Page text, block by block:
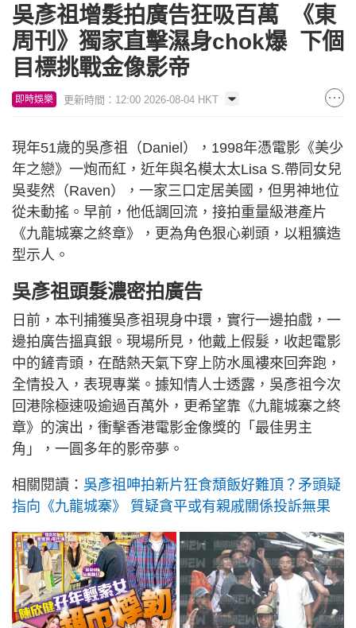
吳彥祖增髮拍廣告狂吸百萬 《東
周刊》獨家直擊濕身chok爆 下個
目標挑戰金像影帝
即時娛樂 更新時間：12:00 2026-08-04 HKT
現年51歲的吳彥祖（Daniel），1998年憑電影《美少
年之戀》一炮而紅，近年與名模太太Lisa S.帶同女兒
吳斐然（Raven），一家三口定居美國，但男神地位
從未動搖。早前，他低調回流，接拍重量級港產片
《九龍城寨之終章》，更為角色狠心剃頭，以粗獷造
型示人。
吳彥祖頭髮濃密拍廣告
日前，本刊捕獲吳彥祖現身中環，實行一邊拍戲，一
邊拍廣告搵真銀。現場所見，他戴上假髮，收起電影
中的鏟青頭，在酷熱天氣下穿上防水風褸來回奔跑，
全情投入，表現專業。據知情人士透露，吳彥祖今次
回港除極速吸逾過百萬外，更希望靠《九龍城寨之終
章》的演出，衝擊香港電影金像獎的「最佳男主
角」，一圓多年的影帝夢。
相關閱讀： 吳彥祖呻拍新片狂食頹飯好難頂？矛頭疑
指向《九龍城寨》 質疑貪平或有親戚關係投訴無果